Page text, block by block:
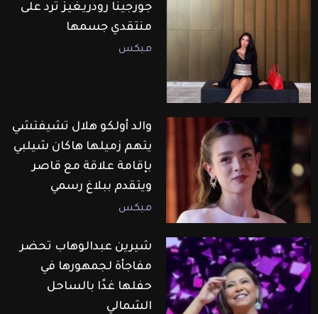
جورجينا رودريغيز ترد على
منتقدي جسمها
ميكس
والد أولكو هلال تشيفتشي
يتهم زميلها هاكان شيلبي
بإقامة علاقة مع قاصر
ويتقدم ببلاغ رسمي
ميكس
شيرين عبدالوهاب تحضر
مفاجأة لجمهورها في
حفلها غدًا بالساحل
الشمالي